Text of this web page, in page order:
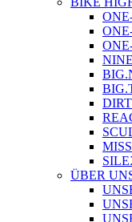
DIRT
ÜBER